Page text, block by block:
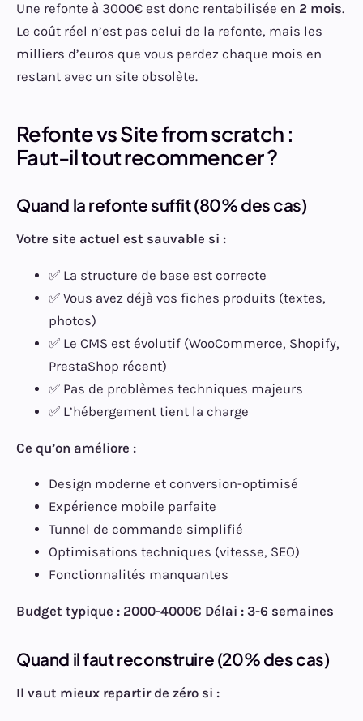
Une refonte à 3000€ est donc rentabilisée en 2 mois.
Le coût réel n’est pas celui de la refonte, mais les
milliers d’euros que vous perdez chaque mois en
restant avec un site obsolète.
Refonte vs Site from scratch :
Faut-il tout recommencer ?
Quand la refonte suffit (80% des cas)
Votre site actuel est sauvable si :
✅ La structure de base est correcte
✅ Vous avez déjà vos fiches produits (textes,
photos)
✅ Le CMS est évolutif (WooCommerce, Shopify,
PrestaShop récent)
✅ Pas de problèmes techniques majeurs
✅ L’hébergement tient la charge
Ce qu’on améliore :
Design moderne et conversion-optimisé
Expérience mobile parfaite
Tunnel de commande simplifié
Optimisations techniques (vitesse, SEO)
Fonctionnalités manquantes
Budget typique : 2000-4000€ Délai : 3-6 semaines
Quand il faut reconstruire (20% des cas)
Il vaut mieux repartir de zéro si :